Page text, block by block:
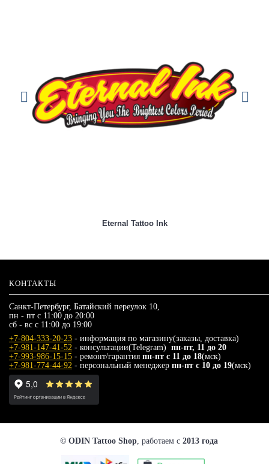
Eternal Tattoo Ink
КОНТАКТЫ
Санкт-Петербург, Батайский переулок 10,
пн - пт с 11:00 до 20:00
сб - вс с 11:00 до 19:00
+7-804-333-20-23 - информация по магазину(заказы, доставка)
+7-981-147-41-52 - консультации(Telegram) пн-пт, 11 до 20
+7-993-986-15-15 - ремонт/гарантия пн-пт с 11 до 18(мск)
+7-981-774-44-92 - персональный менеджер пн-пт с 10 до 19(мск)
© ODIN Tattoo Shop, работаем с 2013 года